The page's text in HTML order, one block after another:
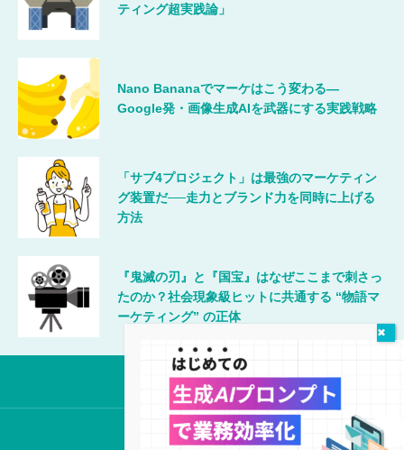
ティング超実践論」
Nano Bananaでマーケはこう変わる―
Google発・画像生成AIを武器にする実践戦略
「サブ4プロジェクト」は最強のマーケティン
グ装置だ──走力とブランド力を同時に上げる
方法
『鬼滅の刃』と『国宝』はなぜここまで刺さっ
たのか？社会現象級ヒットに共通する “物語マ
ーケティング” の正体
唯一無二のマーケティング